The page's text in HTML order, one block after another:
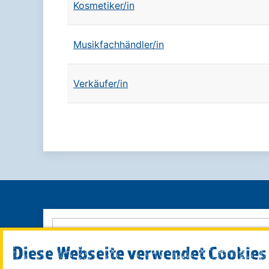
Kosmetiker/in
Musikfachhändler/in
Verkäufer/in
Diese Webseite verwendet Cookies